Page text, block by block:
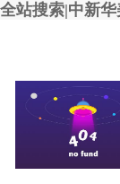
全站搜索|中新